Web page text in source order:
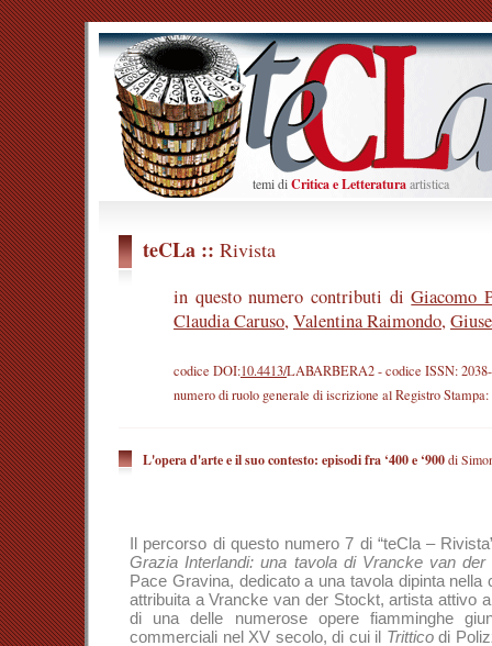
temi diCritica eLetteraturaartistica
teCLa :: Rivista
in questo numero contributi diGiacomo
Claudia Caruso,Valentina Raimondo,
codice DOI:10.4413/LABARBERA2- codice ISSN:
numero di ruolo generale di iscrizione al Registro Stampa:
L'opera d'arte e il suo contesto: episodi fra ‘400 e ‘900di
Il percorso di questo numero 7 di “teCla –
Grazia Interlandi: una tavola di Vrancke van
Pace Gravina, dedicato a una tavola dipinta
attribuita a Vrancke van der Stockt, artista attivo
di una delle numerose opere fiamminghe
commerciali nel XV secolo, di cui il Tritticodi